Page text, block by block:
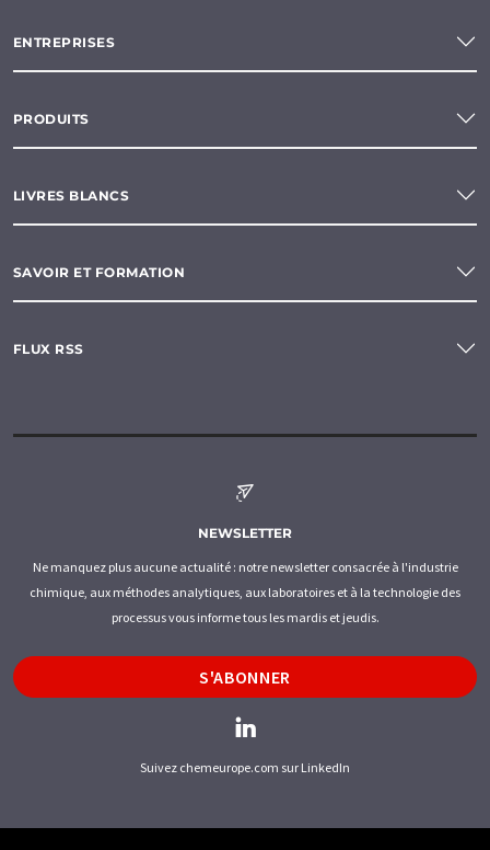
ENTREPRISES
PRODUITS
LIVRES BLANCS
SAVOIR ET FORMATION
FLUX RSS
NEWSLETTER
Ne manquez plus aucune actualité : notre newsletter consacrée à l'industrie
chimique, aux méthodes analytiques, aux laboratoires et à la technologie des
processus vous informe tous les mardis et jeudis.
S'ABONNER
Suivez chemeurope.com sur LinkedIn